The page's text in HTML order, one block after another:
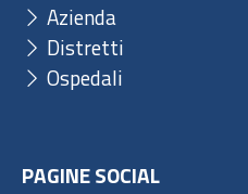
Azienda
Distretti
Ospedali
PAGINE SOCIAL